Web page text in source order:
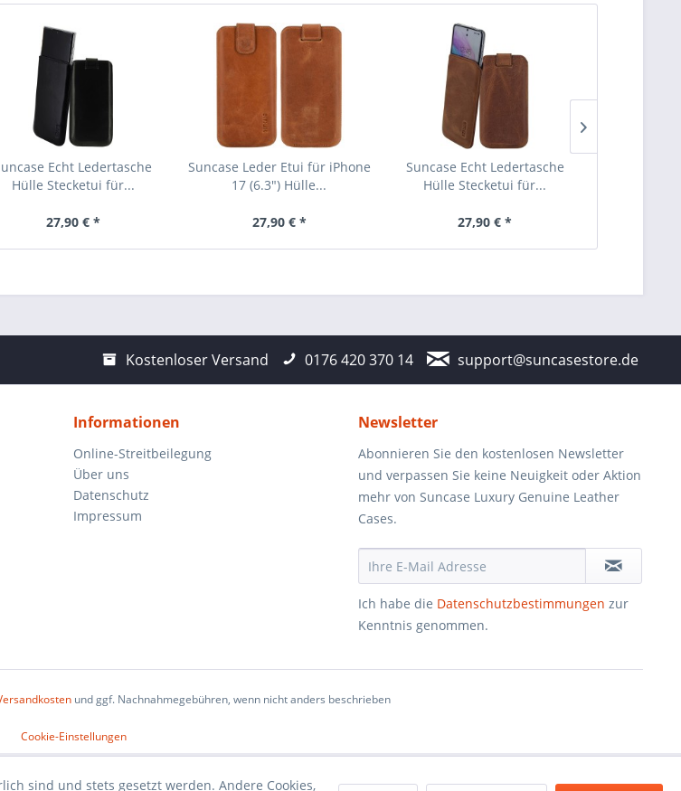
Echt Ledertasche
Hülle Stecketui für...
27,90 € *
Suncase Leder Etui für iPhone
17 (6.3") Hülle...
27,90 € *
Suncase Echt Ledertasche
Hülle Stecketui für...
27,90 € *
Kostenloser Versand 0176 420 370 14 support@suncasestore.de
Informationen
Online-Streitbeilegung
Über uns
Datenschutz
Impressum
Newsletter
Abonnieren Sie den kostenlosen Newsletter
und verpassen Sie keine Neuigkeit oder Aktion
mehr von Suncase Luxury Genuine Leather
Cases.
Ich habe die Datenschutzbestimmungen zur
Kenntnis genommen.
und ggf. Nachnahmegebühren, wenn nicht anders beschrieben
Cookie-Einstellungen
sind und stets gesetzt werden. Andere Cookies,